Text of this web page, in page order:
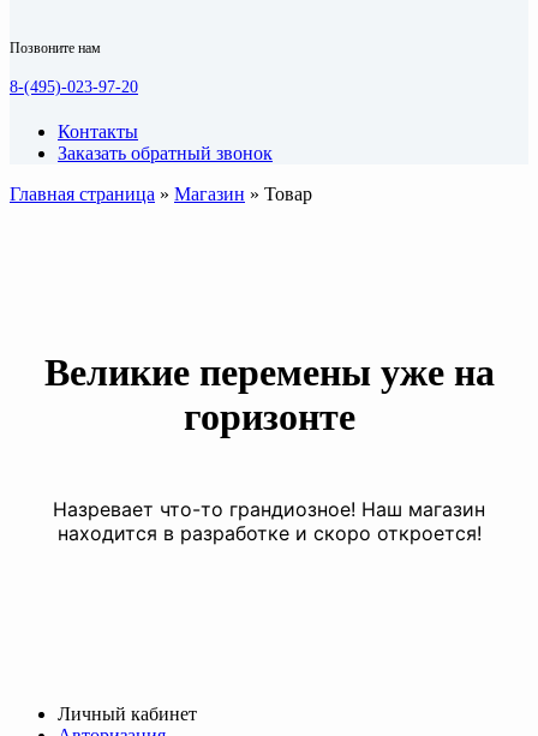
Позвоните нам
8-(495)-023-97-20
Контакты
Заказать обратный звонок
Главная страница » Магазин » Товар
Великие перемены уже на
горизонте
Назревает что-то грандиозное! Наш магазин
находится в разработке и скоро откроется!
Личный кабинет